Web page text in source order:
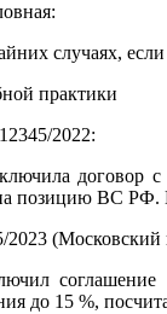
если
практики
2022:
договор
позицию ВС РФ.
(Московский
до 15 %,